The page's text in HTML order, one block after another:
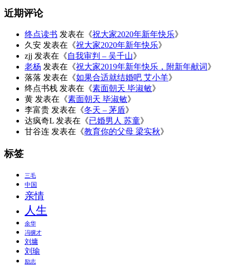
近期评论
终点读书 发表在《祝大家2020年新年快乐》
久安 发表在《祝大家2020年新年快乐》
zjj 发表在《自我审判 – 吴千山》
老杨 发表在《祝大家2019年新年快乐，附新年献词》
落落 发表在《如果合适就结婚吧 艾小羊》
终点书栈 发表在《素面朝天 毕淑敏》
黄 发表在《素面朝天 毕淑敏》
李富贵 发表在《冬天 – 茅盾》
达疯奇L 发表在《已婚男人 苏童》
甘谷连 发表在《教育你的父母 梁实秋》
标签
三毛
中国
亲情
人生
余华
冯骥才
刘墉
刘瑜
励志